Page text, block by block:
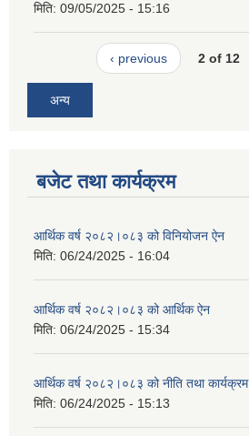
मिति: 09/05/2025 - 15:16
‹ previous 2 of 12
अन्य
बजेट तथा कार्यक्रम
आर्थिक वर्ष २०८२।०८३ को विनियोजन ऐन
मिति: 06/24/2025 - 16:04
आर्थिक वर्ष २०८२।०८३ को आर्थिक ऐन
मिति: 06/24/2025 - 15:34
आर्थिक वर्ष २०८२।०८३ को नीति तथा कार्यक्रम
मिति: 06/24/2025 - 15:13